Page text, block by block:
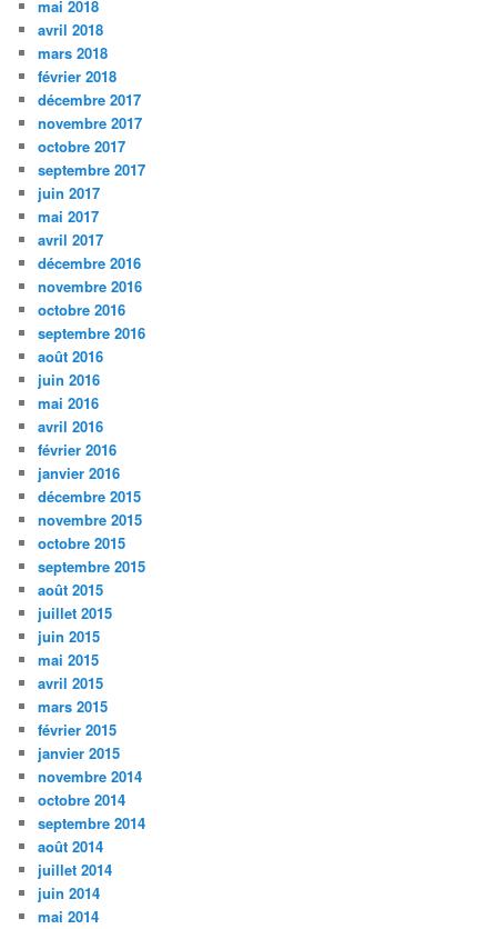
mai 2018
avril 2018
mars 2018
février 2018
décembre 2017
novembre 2017
octobre 2017
septembre 2017
juin 2017
mai 2017
avril 2017
décembre 2016
novembre 2016
octobre 2016
septembre 2016
août 2016
juin 2016
mai 2016
avril 2016
février 2016
janvier 2016
décembre 2015
novembre 2015
octobre 2015
septembre 2015
août 2015
juillet 2015
juin 2015
mai 2015
avril 2015
mars 2015
février 2015
janvier 2015
novembre 2014
octobre 2014
septembre 2014
août 2014
juillet 2014
juin 2014
mai 2014